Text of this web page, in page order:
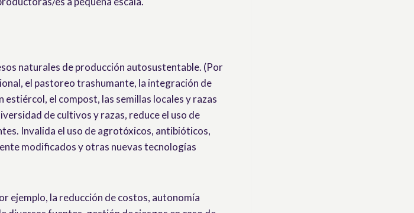
naturales de producción autosustentable. (Por
el pastoreo trashumante, la integración de
el compost, las semillas locales y razas
de cultivos y razas, reduce el uso de
Invalida el uso de agrotóxicos, antibióticos,
modificados y otras nuevas tecnologías
ejemplo, la reducción de costos, autonomía